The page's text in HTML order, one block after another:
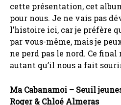
cette présentation, cet
pour nous. Je ne vais pas
l’histoire ici, car je préfère
par vous-même, mais je
ne perd pas le nord. Ce
autant qu’il nous a fait
Ma Cabanamoi – Seuil
Roger & Chloé Almeras